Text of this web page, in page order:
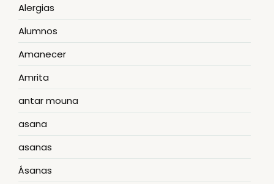
Alergias
Alumnos
Amanecer
Amrita
antar mouna
asana
asanas
Ásanas